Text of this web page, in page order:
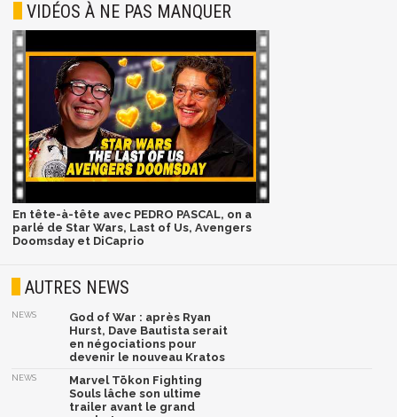
VIDÉOS À NE PAS MANQUER
En tête-à-tête avec PEDRO PASCAL, on a
parlé de Star Wars, Last of Us, Avengers
Doomsday et DiCaprio
AUTRES NEWS
NEWS
God of War : après Ryan
Hurst, Dave Bautista serait
en négociations pour
devenir le nouveau Kratos
NEWS
Marvel Tōkon Fighting
Souls lâche son ultime
trailer avant le grand